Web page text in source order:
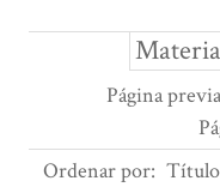
Página previa
Ordenar por: Título